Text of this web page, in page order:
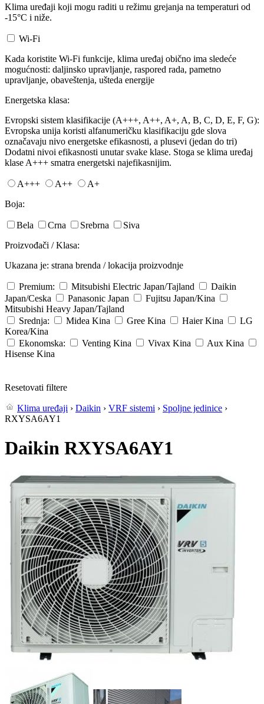
Klima uređaji koji mogu raditi u režimu grejanja na temperaturi od
-15°C i niže.
Wi-Fi
Kada koristite Wi-Fi funkcije, klima uređaj obično ima sledeće
mogućnosti: daljinsko upravljanje, raspored rada, pametno
upravljanje, obaveštenja, ušteda energije
Energetska klasa:
Evropski sistem klasifikacije (A+++, A++, A+, A, B, C, D, E, F, G):
Evropska unija koristi alfanumeričku klasifikaciju gde slova
označavaju nivo energetske efikasnosti, a plusevi (jedan do tri)
Dodatni nivoi efikasnosti unutar svake klase. Stoga se klima uređaj
klase A+++ smatra energetski najefikasnijim.
A+++ A++
A+
Boja:
Bela Crna Srebrna
Siva
Proizvođači / Klasa:
Ukazana je: strana brenda / lokacija proizvodnje
Premium: Mitsubishi Electric Japan/Tajland
Daikin
Japan/Ceska
Panasonic Japan Fujitsu Japan/Kina
Mitsubishi Heavy Japan/Tajland
Srednja:
Midea Kina Gree Kina Haier Kina
LG
Korea/Kina
Ekonomska:
Venting Kina Vivax Kina Aux Kina
Hisense Kina
Resetovati filtere
Klima uređaji › Daikin › VRF sistemi › Spoljne jedinice ›
RXYSA6AY1
Daikin RXYSA6AY1